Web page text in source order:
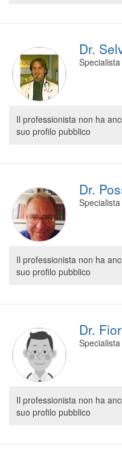
Dr.
Il professionista non ha
suo profilo pubblico
Dr.
Il professionista non ha
suo profilo pubblico
Dr.
Il professionista non ha
suo profilo pubblico